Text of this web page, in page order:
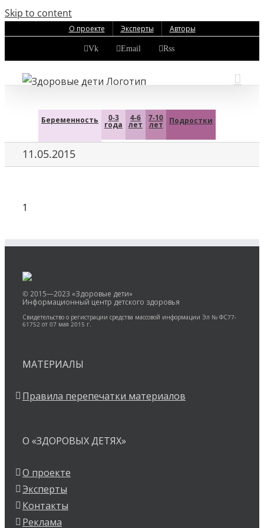
Skip to content
О проекте Эксперты Авторы
Vk Email Rss
Беременность 0-3
года
4-6
лет
7-10
лет Подростки
11.05.2015
1
© 2015—2023 «Здоровые дети»
Информационный центр детского здоровья
Свидетельство о регистрации средства массовой информации Эл № ФС77-
61752 от 07 мая 2015 г.
МАТЕРИАЛЫ
Правила перепечатки материалов
О «ЗДОРОВЫХ ДЕТЯХ»
О проекте
Эксперты
Контакты
Реклама